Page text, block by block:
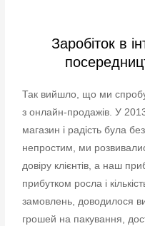
Заробіток в
Так вийшло, що ми
з онлайн-продажів. У
магазин і радість була
непростим, ми
довіру клієнтів, а наш
прибутком росла і
замовлень, доводилося
грошей на пакування,